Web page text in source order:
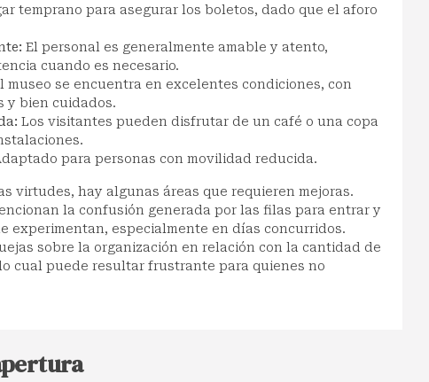
temprano para asegurar los boletos, dado que el aforo
El personal es generalmente amable y atento,
cuando es necesario.
museo se encuentra en excelentes condiciones, con
y bien cuidados.
Los visitantes pueden disfrutar de un café o una copa
para personas con movilidad reducida.
virtudes, hay algunas áreas que requieren mejoras.
la confusión generada por las filas para entrar y
experimentan, especialmente en días concurridos.
sobre la organización en relación con la cantidad de
cual puede resultar frustrante para quienes no